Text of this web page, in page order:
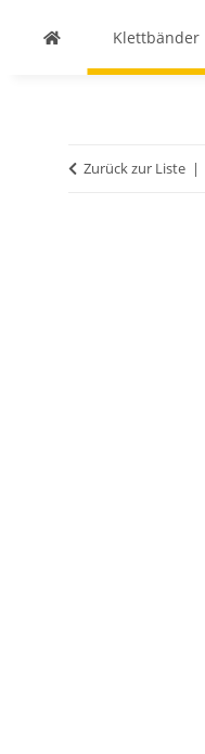
Klettbänder
Zurück zur Liste